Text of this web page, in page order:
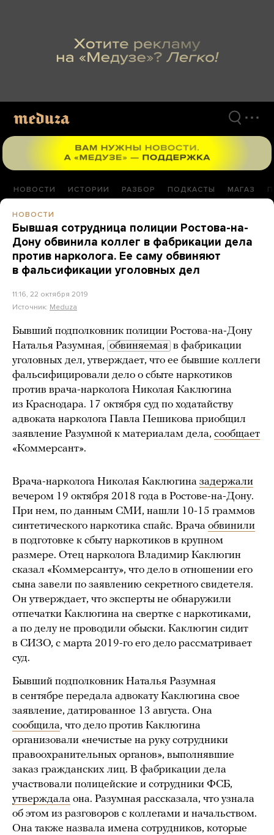
НОВОСТИ ИСТОРИИ РАЗБОР ПОДКАСТЫ МАГАЗ
НОВОСТИ
Бывшая сотрудница полиции Ростова-на-
Дону обвинила коллег в фабрикации дела
против нарколога. Ее саму обвиняют
в фальсификации уголовных дел
11:16, 22 октября 2019
Источник: Meduza
Бывший подполковник полиции Ростова-на-Дону
Наталья Разумная, обвиняемая в фабрикации
уголовных дел, утверждает, что ее бывшие коллеги
фальсифицировали дело о сбыте наркотиков
против врача-нарколога Николая Каклюгина
из Краснодара. 17 октября суд по ходатайству
адвоката нарколога Павла Пешикова приобщил
заявление Разумной к материалам дела, сообщает
«Коммерсант».
Врача-нарколога Николая Каклюгина задержали
вечером 19 октября 2018 года в Ростове-на-Дону.
При нем, по данным СМИ, нашли 10-15 граммов
синтетического наркотика спайс. Врача обвинили
в подготовке к сбыту наркотиков в крупном
размере. Отец нарколога Владимир Каклюгин
сказал «Коммерсанту», что дело в отношении его
сына завели по заявлению секретного свидетеля.
Он утверждает, что эксперты не обнаружили
отпечатки Каклюгина на свертке с наркотиками,
а по делу не проводили обыски. Каклюгин сидит
в СИЗО, с марта 2019-го его дело рассматривает
суд.
Бывший подполковник Наталья Разумная
в сентябре передала адвокату Каклюгина свое
заявление, датированное 13 августа. Она
сообщила, что дело против Каклюгина
организовали «нечистые на руку сотрудники
правоохранительных органов», выполнявшие
заказ гражданских лиц. В фабрикации дела
участвовали полицейские и сотрудники ФСБ,
утверждала она. Разумная рассказала, что узнала
об этом из разговоров с коллегами и начальством.
Она также назвала имена сотрудников, которые